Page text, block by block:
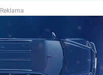
Reklama